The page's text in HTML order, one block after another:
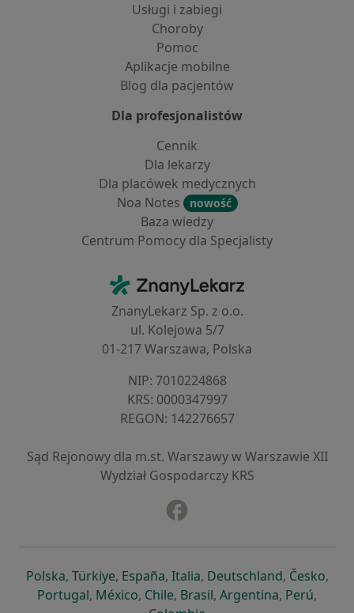
Usługi i zabiegi
Choroby
Pomoc
Aplikacje mobilne
Blog dla pacjentów
Dla profesjonalistów
Cennik
Dla lekarzy
Dla placówek medycznych
Noa Notes
nowość
Baza wiedzy
Centrum Pomocy dla Specjalisty
ZnanyLekarz - Strona główna
ZnanyLekarz Sp. z o.o.
ul. Kolejowa 5/7
01-217 Warszawa, Polska
NIP: ⁠7010224868
KRS: ⁠0000347997
REGON: ⁠142276657
Sąd Rejonowy dla m.st. Warszawy w Warszawie XII
Wydział Gospodarczy KRS
Polskaotwiera się w nowej karcie
, Türkiyeotwiera się w nowej karcie
, Españaotwiera się w nowej karcie
, Italiaotwiera się w nowej
, Deutschlandotwiera się
, Česko,
Portugalotwiera się w nowej karcie
, Méxicootwiera się w nowej karcie
, Chileotwiera się w nowej karcie
, Brasilotwiera się w nowej
, Argentinaotwiera się
, Perú,